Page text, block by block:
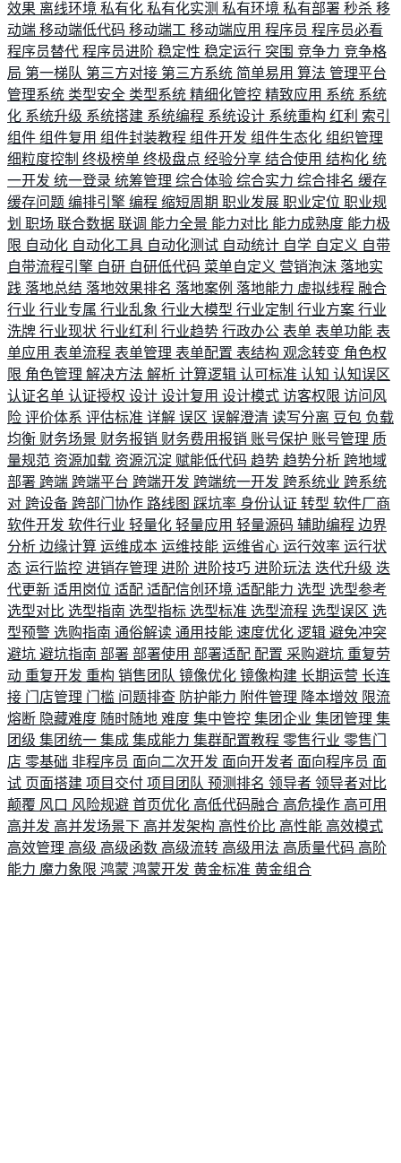
效果 离线环境 私有化 私有化实测 私有环境 私有部署 秒杀 移
动端 移动端低代码 移动端工 移动端应用 程序员 程序员必看
程序员替代 程序员进阶 稳定性 稳定运行 突围 竞争力 竞争格
局 第一梯队 第三方对接 第三方系统 简单易用 算法 管理平台
管理系统 类型安全 类型系统 精细化管控 精致应用 系统 系统
化 系统升级 系统搭建 系统编程 系统设计 系统重构 红利 索引
组件 组件复用 组件封装教程 组件开发 组件生态化 组织管理
细粒度控制 终极榜单 终极盘点 经验分享 结合使用 结构化 统
一开发 统一登录 统筹管理 综合体验 综合实力 综合排名 缓存
缓存问题 编排引擎 编程 缩短周期 职业发展 职业定位 职业规
划 职场 联合数据 联调 能力全景 能力对比 能力成熟度 能力极
限 自动化 自动化工具 自动化测试 自动统计 自学 自定义 自带
自带流程引擎 自研 自研低代码 菜单自定义 营销泡沫 落地实
践 落地总结 落地效果排名 落地案例 落地能力 虚拟线程 融合
行业 行业专属 行业乱象 行业大模型 行业定制 行业方案 行业
洗牌 行业现状 行业红利 行业趋势 行政办公 表单 表单功能 表
单应用 表单流程 表单管理 表单配置 表结构 观念转变 角色权
限 角色管理 解决方法 解析 计算逻辑 认可标准 认知 认知误区
认证名单 认证授权 设计 设计复用 设计模式 访客权限 访问风
险 评价体系 评估标准 详解 误区 误解澄清 读写分离 豆包 负载
均衡 财务场景 财务报销 财务费用报销 账号保护 账号管理 质
量规范 资源加载 资源沉淀 赋能低代码 趋势 趋势分析 跨地域
部署 跨端 跨端平台 跨端开发 跨端统一开发 跨系统业 跨系统
对 跨设备 跨部门协作 路线图 踩坑率 身份认证 转型 软件厂商
软件开发 软件行业 轻量化 轻量应用 轻量源码 辅助编程 边界
分析 边缘计算 运维成本 运维技能 运维省心 运行效率 运行状
态 运行监控 进销存管理 进阶 进阶技巧 进阶玩法 迭代升级 迭
代更新 适用岗位 适配 适配信创环境 适配能力 选型 选型参考
选型对比 选型指南 选型指标 选型标准 选型流程 选型误区 选
型预警 选购指南 通俗解读 通用技能 速度优化 逻辑 避免冲突
避坑 避坑指南 部署 部署使用 部署适配 配置 采购避坑 重复劳
动 重复开发 重构 销售团队 镜像优化 镜像构建 长期运营 长连
接 门店管理 门槛 问题排查 防护能力 附件管理 降本增效 限流
熔断 隐藏难度 随时随地 难度 集中管控 集团企业 集团管理 集
团级 集团统一 集成 集成能力 集群配置教程 零售行业 零售门
店 零基础 非程序员 面向二次开发 面向开发者 面向程序员 面
试 页面搭建 项目交付 项目团队 预测排名 领导者 领导者对比
颠覆 风口 风险规避 首页优化 高低代码融合 高危操作 高可用
高并发 高并发场景下 高并发架构 高性价比 高性能 高效模式
高效管理 高级 高级函数 高级流转 高级用法 高质量代码 高阶
能力 魔力象限 鸿蒙 鸿蒙开发 黄金标准 黄金组合